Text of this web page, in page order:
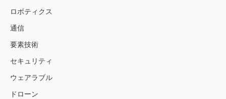
ロボティクス
通信
要素技術
セキュリティ
ウェアラブル
ドローン